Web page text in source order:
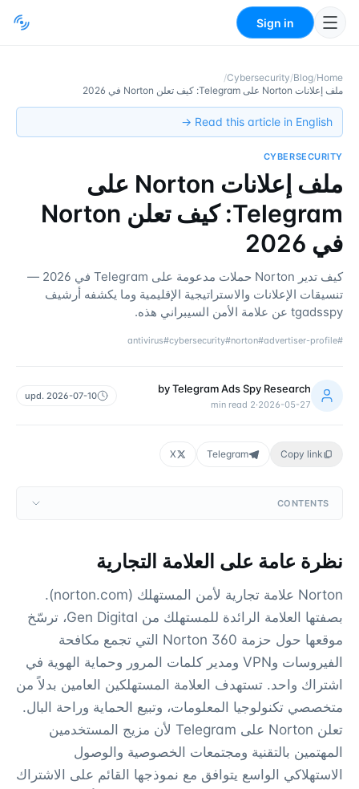
Sign in
Home
/
Blog
/
Cybersecurity
/
ملف إعلانات Norton على Telegram: كيف تعلن Norton في 2026
Read this article in English →
CYBERSECURITY
ملف إعلانات Norton على
Telegram: كيف تعلن Norton
في 2026
كيف تدير Norton حملات مدعومة على Telegram في 2026 —
تنسيقات الإعلانات والاستراتيجية الإقليمية وما يكشفه أرشيف
tgadsspy عن علامة الأمن السيبراني هذه.
#
advertiser-profile
#
norton
#
cybersecurity
#
antivirus
byTelegram Ads Spy Research
2026-05-27
·
2
min read
upd. 2026-07-10
Copy link
Telegram
X
CONTENTS
نظرة عامة على العلامة التجارية
Norton علامة تجارية لأمن المستهلك (norton.com).
بصفتها العلامة الرائدة للمستهلك من Gen Digital، ترسّخ
موقعها حول حزمة Norton 360 التي تجمع مكافحة
الفيروسات وVPN ومدير كلمات المرور وحماية الهوية في
اشتراك واحد. تستهدف العلامة المستهلكين العامين بدلاً من
متخصصي تكنولوجيا المعلومات، وتبيع الحماية وراحة البال.
تعلن Norton على Telegram لأن مزيج المستخدمين
المهتمين بالتقنية ومجتمعات الخصوصية والوصول
الاستهلاكي الواسع يتوافق مع نموذجها القائم على الاشتراك